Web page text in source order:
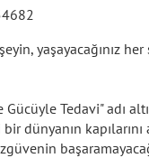
yaşayacağınız
Gücüyle Tedavi" adı
dünyanın